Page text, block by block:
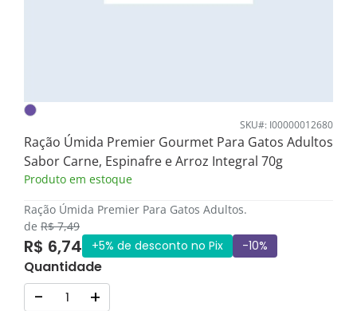
SKU#: I00000012680
Ração Úmida Premier Gourmet Para Gatos Adultos
Sabor Carne, Espinafre e Arroz Integral 70g
Produto em estoque
Ração Úmida Premier Para Gatos Adultos.
de R$ 7,49
R$ 6,74 +5% de desconto no Pix -10%
Quantidade
- +